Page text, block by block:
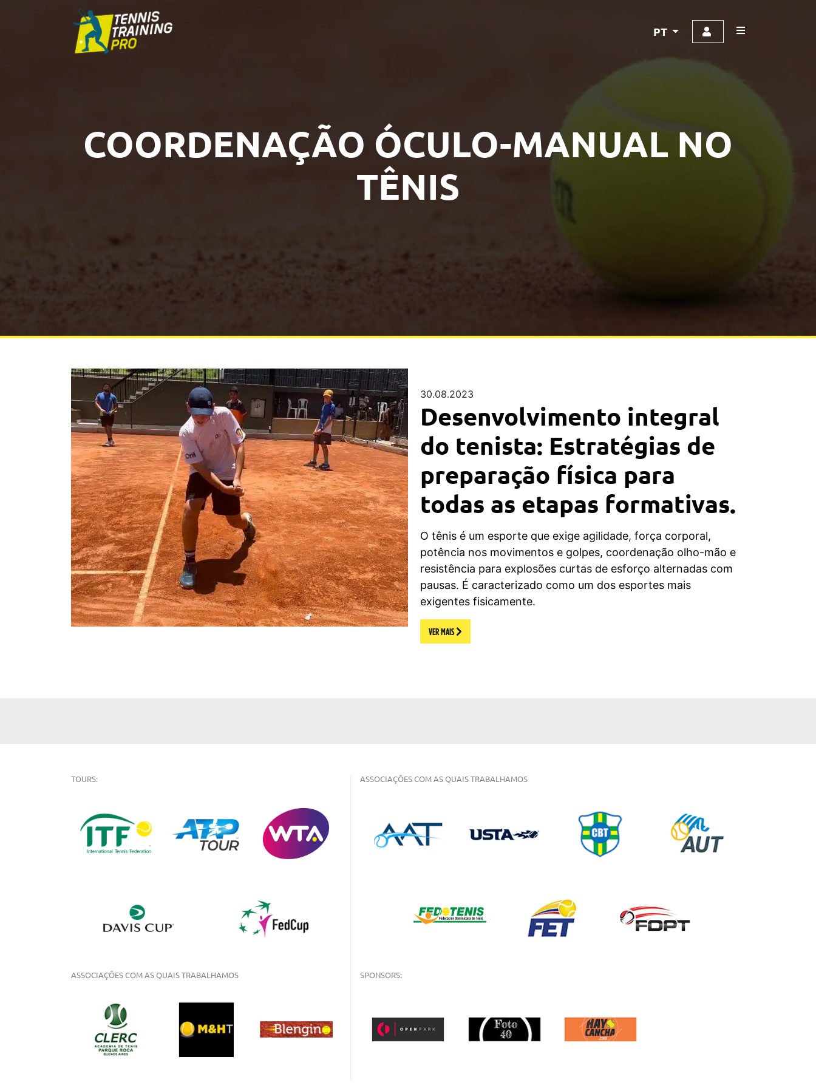
PT
COORDENAÇÃO ÓCULO-MANUAL NO
TÊNIS
30.08.2023
Desenvolvimento integral
do tenista: Estratégias de
preparação física para
todas as etapas formativas.
O tênis é um esporte que exige agilidade, força corporal,
potência nos movimentos e golpes, coordenação olho-mão e
resistência para explosões curtas de esforço alternadas com
pausas. É caracterizado como um dos esportes mais
exigentes fisicamente.
VER MAIS
TOURS:
ASSOCIAÇÕES COM AS QUAIS TRABALHAMOS
ASSOCIAÇÕES COM AS QUAIS TRABALHAMOS
SPONSORS: